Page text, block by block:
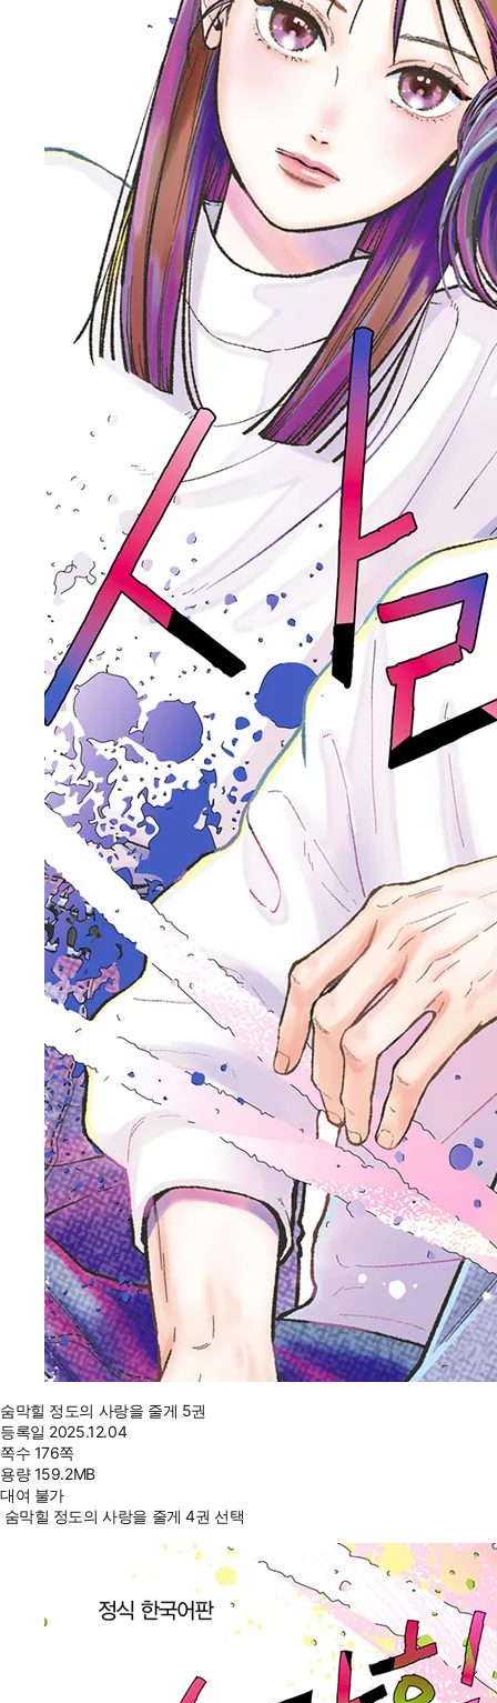
숨막힐 정도의 사랑을 줄게 5권
등록일 2025.12.04
쪽수 176쪽
용량159.2MB
대여 불가
숨막힐 정도의 사랑을 줄게 4권 선택